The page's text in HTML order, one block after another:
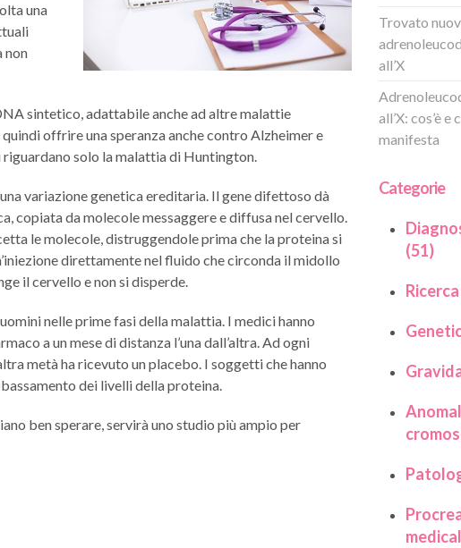
una
non
sintetico, adattabile anche ad altre malattie
offrire una speranza anche contro Alzheimer e
solo la malattia di Huntington.
variazione genetica ereditaria. Il gene difettoso dà
copiata da molecole messaggere e diffusa nel cervello.
le molecole, distruggendole prima che la proteina si
direttamente nel fluido che circonda il midollo
il cervello e non si disperde.
nelle prime fasi della malattia. I medici hanno
a un mese di distanza l’una dall’altra. Ad ogni
metà ha ricevuto un placebo. I soggetti che hanno
dei livelli della proteina.
ben sperare, servirà uno studio più ampio per
Trovato
all’X
all’X: cos’è e
manifesta
Categorie
(51)